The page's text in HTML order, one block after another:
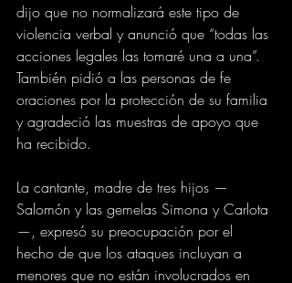
dijo que no normalizará este tipo de
violencia verbal y anunció que “todas las
acciones legales las tomaré una a una”.
También pidió a las personas de fe
oraciones por la protección de su familia
y agradeció las muestras de apoyo que
ha recibido.
La cantante, madre de tres hijos —
Salomón y las gemelas Simona y Carlota
—, expresó su preocupación por el
hecho de que los ataques incluyan a
menores que no están involucrados en